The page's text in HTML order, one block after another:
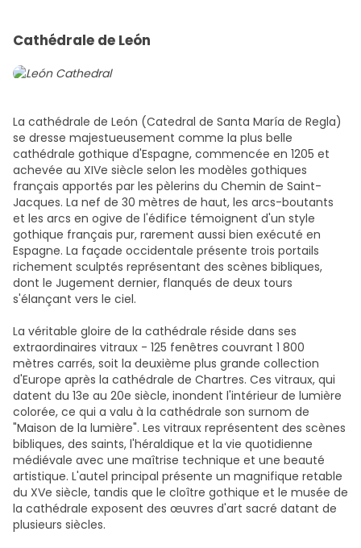
Cathédrale de León
La cathédrale de León (Catedral de Santa María de Regla)
se dresse majestueusement comme la plus belle
cathédrale gothique d'Espagne, commencée en 1205 et
achevée au XIVe siècle selon les modèles gothiques
français apportés par les pèlerins du Chemin de Saint-
Jacques. La nef de 30 mètres de haut, les arcs-boutants
et les arcs en ogive de l'édifice témoignent d'un style
gothique français pur, rarement aussi bien exécuté en
Espagne. La façade occidentale présente trois portails
richement sculptés représentant des scènes bibliques,
dont le Jugement dernier, flanqués de deux tours
s'élançant vers le ciel.
La véritable gloire de la cathédrale réside dans ses
extraordinaires vitraux - 125 fenêtres couvrant 1 800
mètres carrés, soit la deuxième plus grande collection
d'Europe après la cathédrale de Chartres. Ces vitraux, qui
datent du 13e au 20e siècle, inondent l'intérieur de lumière
colorée, ce qui a valu à la cathédrale son surnom de
"Maison de la lumière". Les vitraux représentent des scènes
bibliques, des saints, l'héraldique et la vie quotidienne
médiévale avec une maîtrise technique et une beauté
artistique. L'autel principal présente un magnifique retable
du XVe siècle, tandis que le cloître gothique et le musée de
la cathédrale exposent des œuvres d'art sacré datant de
plusieurs siècles.